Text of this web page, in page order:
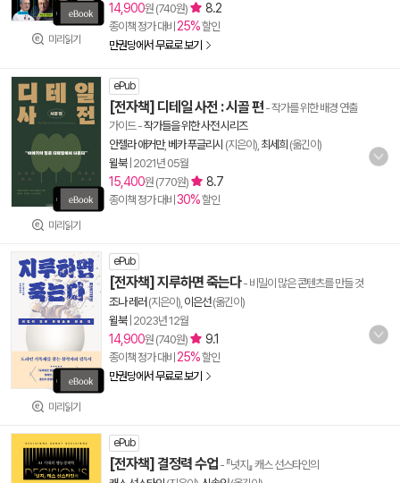
미리읽기
14,900원 (740원) 8.2
종이책 정가 대비 25%할인
만권당에서 무료로 보기
미리읽기
ePub
[전자책] 디테일 사전 : 시골 편 - 작가를 위한 배경 연출
가이드-작가들을 위한 사전 시리즈
안젤라 애커만, 베카 푸글리시 (지은이), 최세희 (옮긴이)
윌북| 2021년 05월
15,400원 (770원) 8.7
종이책 정가 대비 30%할인
미리읽기
ePub
[전자책] 지루하면 죽는다- 비밀이 많은 콘텐츠를 만들 것
조나 레러 (지은이), 이은선(옮긴이)
윌북| 2023년 12월
14,900원 (740원) 9.1
종이책 정가 대비 25%할인
만권당에서 무료로 보기
ePub
[전자책] 결정력 수업 - 『넛지』 캐스 선스타인의